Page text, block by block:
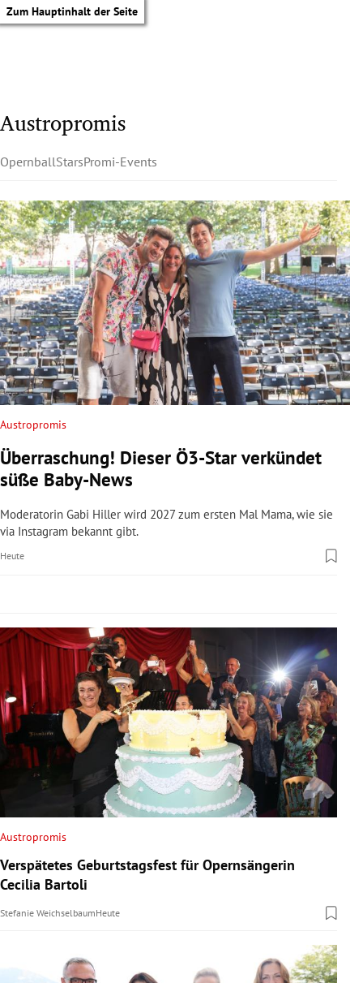
Zum Hauptinhalt der Seite
Untermenü
Untermenü
Untermenü
Untermenü
Untermenü
Untermenü
Untermenü
Austropromis
OpernballStarsPromi-Events
Austropromis
Überraschung! Dieser Ö3-Star verkündet
süße Baby-News
Moderatorin Gabi Hiller wird 2027 zum ersten Mal Mama, wie sie
via Instagram bekannt gibt.
Heute
Austropromis
Verspätetes Geburtstagsfest für Opernsängerin
Cecilia Bartoli
Stefanie WeichselbaumHeute